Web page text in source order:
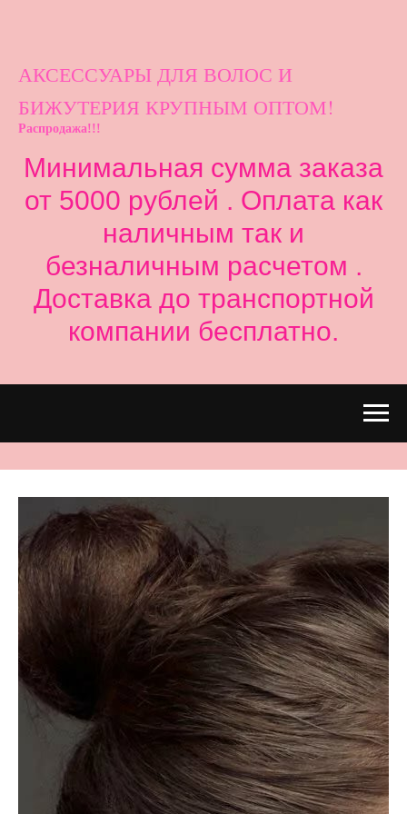
АКСЕССУАРЫ ДЛЯ ВОЛОС И
БИЖУТЕРИЯ КРУПНЫМ ОПТОМ!
Распродажа!!!
Минимальная сумма заказа
от 5000 рублей . Оплата как
наличным так и
безналичным расчетом .
Доставка до транспортной
компании бесплатно.